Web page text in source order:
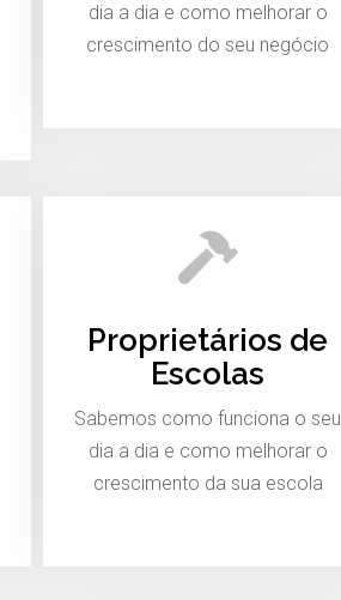
dia a dia e como melhorar o
crescimento do seu negócio
Proprietários de
Escolas
Sabemos como funciona o seu
dia a dia e como melhorar o
crescimento da sua escola